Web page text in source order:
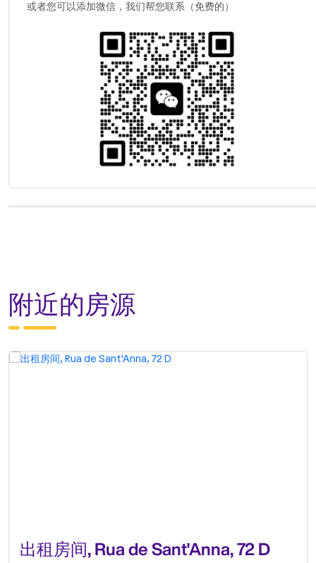
或者您可以添加微信，我们帮您联系（免费的）
附近的房源
出租房间, Rua de Sant'Anna, 72 D